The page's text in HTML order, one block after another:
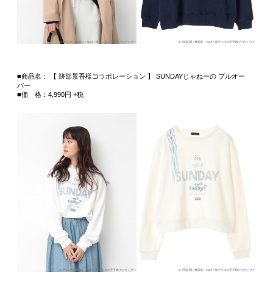
■商品名： 【 跡部景吾様コラボレーション 】 SUNDAYじゃねーの プルオー
バー
■価 格：4,990円 +税